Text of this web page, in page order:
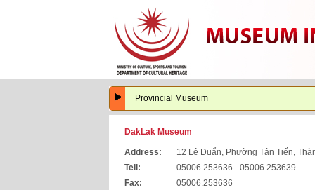
Provincial Museum
DakLak Museum
Address:
12 Lê Duẩn, Phường Tân Tiến,
Tell:
05006.253636 - 05006.253639
Fax:
05006.253636